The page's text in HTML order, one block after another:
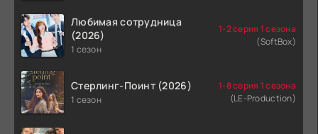
Любимая сотрудница
(2026)
1 сезон
1-2 серия 1 сезона
(SoftBox)
Стерлинг-Поинт (2026)
1 сезон
1-8 серия 1 сезона
(LE-Production)